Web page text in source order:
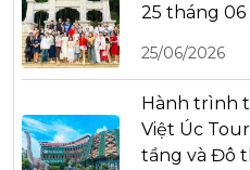
25 tháng 06
25/06/2026
Hành trình
Việt Úc
tầng và Đô